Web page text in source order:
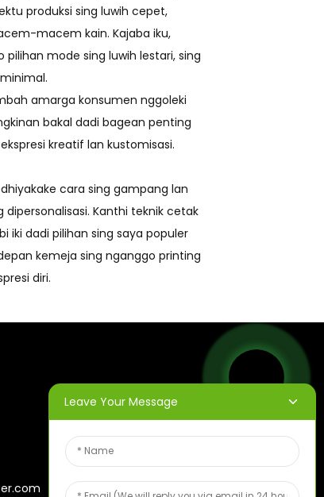
produksi sing luwih cepet,
macem kain. Kajaba iku,
mode sing luwih lestari, sing
amarga konsumen nggoleki
bakal dadi bagean penting
kreatif lan kustomisasi.
cara sing gampang lan
Kanthi teknik cetak
iki dadi pilihan sing saya populer
kemeja sing nganggo printing
diri.
BULETIN
Ketik email sampeyan lan
kita bakal ngirim informasi
paling anyar babagan
Leave Your Message